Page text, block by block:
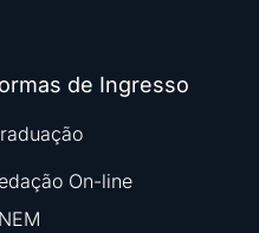
de Ingresso
On-line